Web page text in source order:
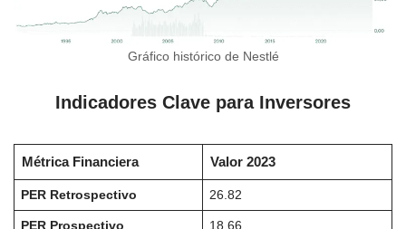
Gráfico histórico de Nestlé
Indicadores Clave para Inversores
Métrica Financiera Valor 2023
PER Retrospectivo 26.82
PER Prospectivo 18.66